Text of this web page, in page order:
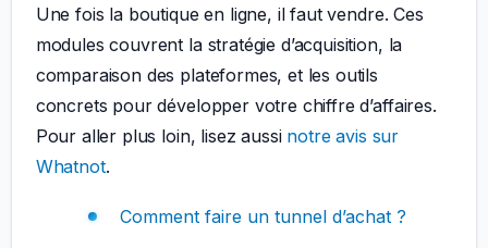
Une fois la boutique en ligne, il faut vendre. Ces
modules couvrent la stratégie d’acquisition, la
comparaison des plateformes, et les outils
concrets pour développer votre chiffre d’affaires.
Pour aller plus loin, lisez aussi notre avis sur
Whatnot.
Comment faire un tunnel d’achat ?